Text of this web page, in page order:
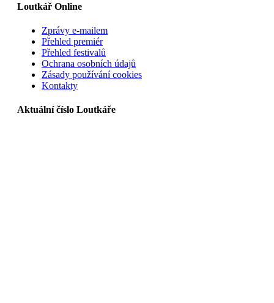
Loutkář Online
Zprávy e-mailem
Přehled premiér
Přehled festivalů
Ochrana osobních údajů
Zásady používání cookies
Kontakty
Aktuální číslo Loutkáře